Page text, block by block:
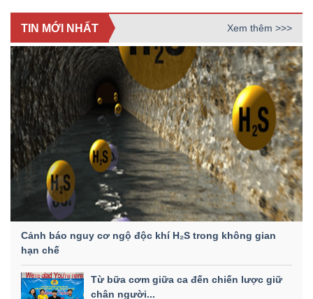
TIN MỚI NHẤT Xem thêm >>>
Cảnh báo nguy cơ ngộ độc khí H₂S trong không gian
hạn chế
Từ bữa cơm giữa ca đến chiến lược giữ
chân người...